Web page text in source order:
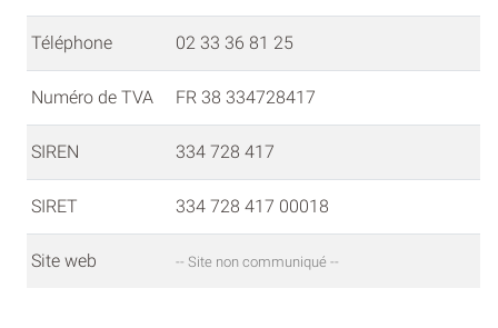
Téléphone 02 33 36 81 25
Numéro de TVA FR 38 334728417
SIREN 334 728 417
SIRET 334 728 417 00018
Site web -- Site non communiqué --